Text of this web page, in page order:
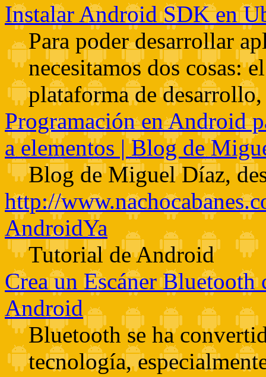
Instalar Android SDK en
Para poder desarrollar
necesitamos dos cosas:
plataforma de desarrollo,
Programación en Android
a elementos | Blog de
Blog de Miguel Díaz,
http://
AndroidYa
Tutorial de Android
Crea un Escáner
Android
Bluetooth se ha
tecnología,